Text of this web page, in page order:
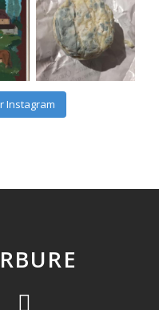
Instagram